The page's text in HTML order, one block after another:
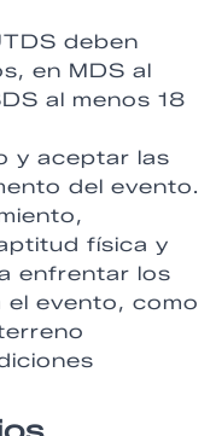
deben
en MDS al
al menos 18
y aceptar las
del evento.
física y
enfrentar los
evento, como